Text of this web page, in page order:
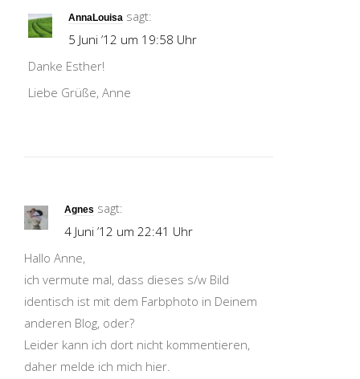
AnnaLouisa sagt:
5 Juni ’12 um 19:58 Uhr
Danke Esther!
Liebe Grüße, Anne
Agnes sagt:
4 Juni ’12 um 22:41 Uhr
Hallo Anne,
ich vermute mal, dass dieses s/w Bild
identisch ist mit dem Farbphoto in Deinem
anderen Blog, oder?
Leider kann ich dort nicht kommentieren,
daher melde ich mich hier.